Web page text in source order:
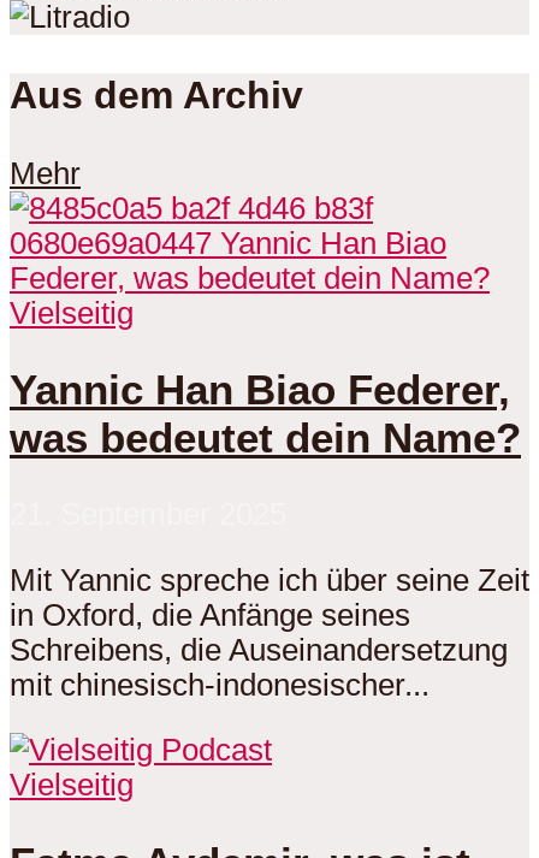
Aus dem Archiv
Mehr
Vielseitig
Yannic Han Biao Federer,
was bedeutet dein Name?
Mit Yannic spreche ich über seine Zeit
in Oxford, die Anfänge seines
Schreibens, die Auseinandersetzung
mit chinesisch-indonesischer...
Vielseitig